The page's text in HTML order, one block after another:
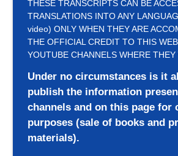
THESE TRANSCRIPTS CAN BE
TRANSLATIONS INTO ANY
video) ONLY WHEN THEY ARE
THE OFFICIAL CREDIT TO THIS
YOUTUBE CHANNELS WHERE THEY
Under no circumstances is it
publish the information
channels and on this page for
purposes (sale of books and
materials).